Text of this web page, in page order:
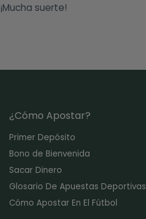
¡Mucha suerte!
¿Cómo Apostar?
Primer Depósito
Bono de Bienvenida
Sacar Dinero
Glosario De Apuestas Deportivas
Cómo Apostar En El Fútbol